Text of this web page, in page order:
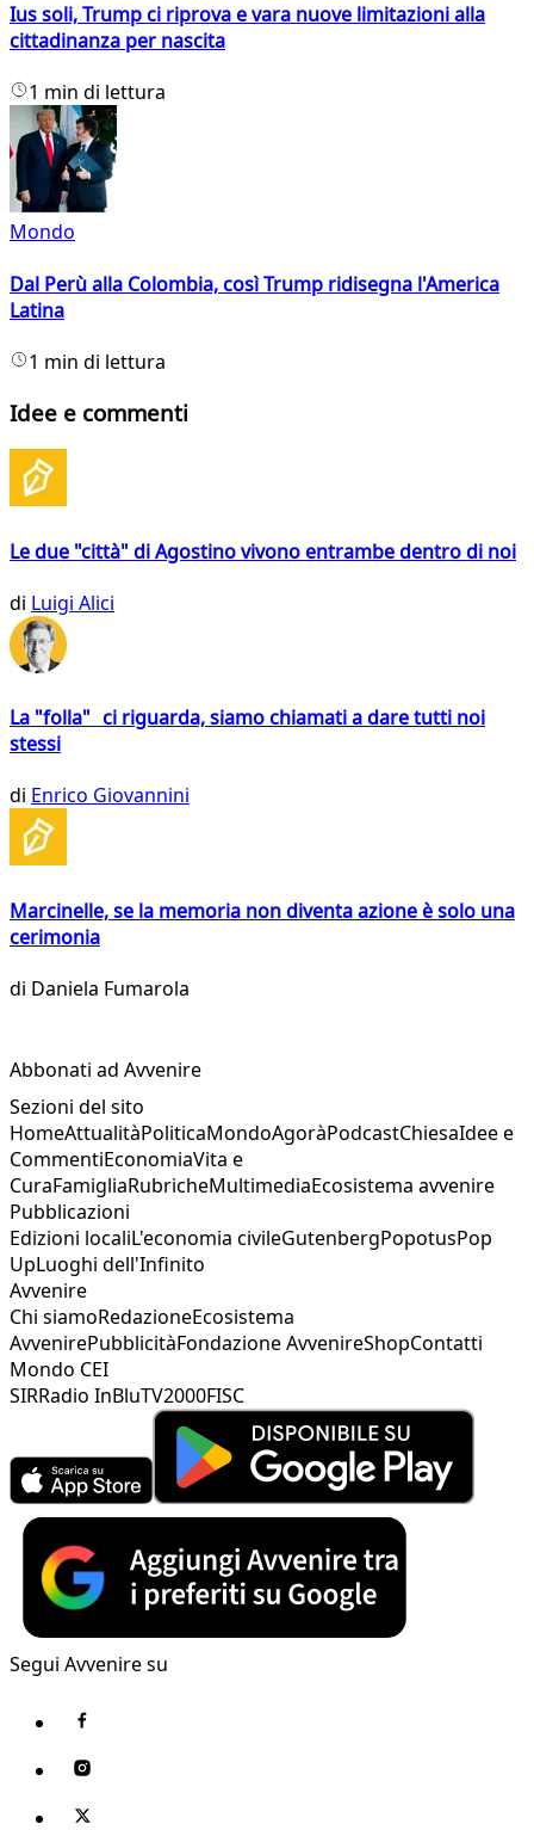
Ius soli, Trump ci riprova e vara nuove limitazioni alla
cittadinanza per nascita
1 min di lettura
Mondo
Dal Perù alla Colombia, così Trump ridisegna l'America
Latina
1 min di lettura
Idee e commenti
Le due "città" di Agostino vivono entrambe dentro di noi
di Luigi Alici
La "folla" ci riguarda, siamo chiamati a dare tutti noi
stessi
di Enrico Giovannini
Marcinelle, se la memoria non diventa azione è solo una
cerimonia
di Daniela Fumarola
Abbonati ad Avvenire
Sezioni del sito
HomeAttualitàPoliticaMondoAgoràPodcastChiesaIdee e
CommentiEconomiaVita e
CuraFamigliaRubricheMultimediaEcosistema avvenire
Pubblicazioni
Edizioni localiL'economia civileGutenbergPopotusPop
UpLuoghi dell'Infinito
Avvenire
Chi siamoRedazioneEcosistema
AvvenirePubblicitàFondazione AvvenireShopContatti
Mondo CEI
SIRRadio InBluTV2000FISC
Segui Avvenire su